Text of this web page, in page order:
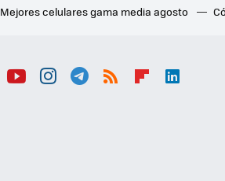
Mejores celulares gama media agosto